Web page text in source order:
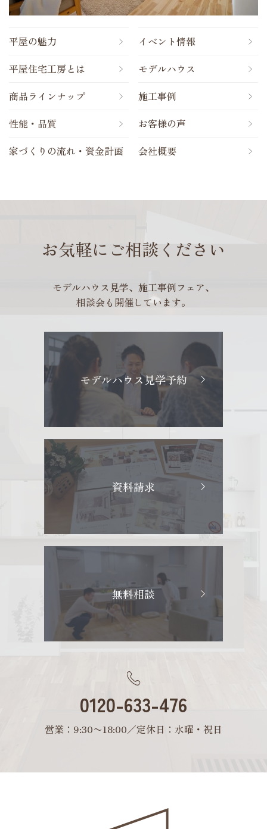
平屋の魅力
平屋住宅工房とは
商品ラインナップ
性能・品質
家づくりの流れ・資金計画
イベント情報
モデルハウス
施工事例
お客様の声
会社概要
お気軽にご相談ください
モデルハウス見学、施工事例フェア、
相談会も開催しています。
モデルハウス見学予約
資料請求
無料相談
0120-633-476
営業：9:30〜18:00／定休日：水曜・祝日